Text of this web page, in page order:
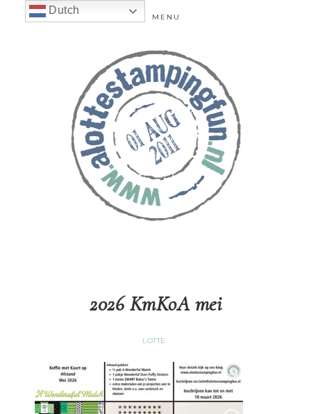
MENU
2026 KmKoA mei
LOTTE
Dutch